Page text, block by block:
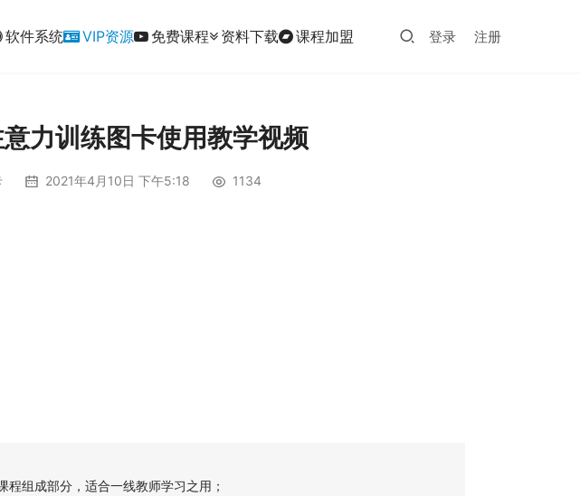
软件系统 VIP资源 免费课程 资料下载 课程加盟 登录 注册
力训练图卡使用教学视频
2021年4月10日 下午5:18 1134
组成部分，适合一线教师学习之用；